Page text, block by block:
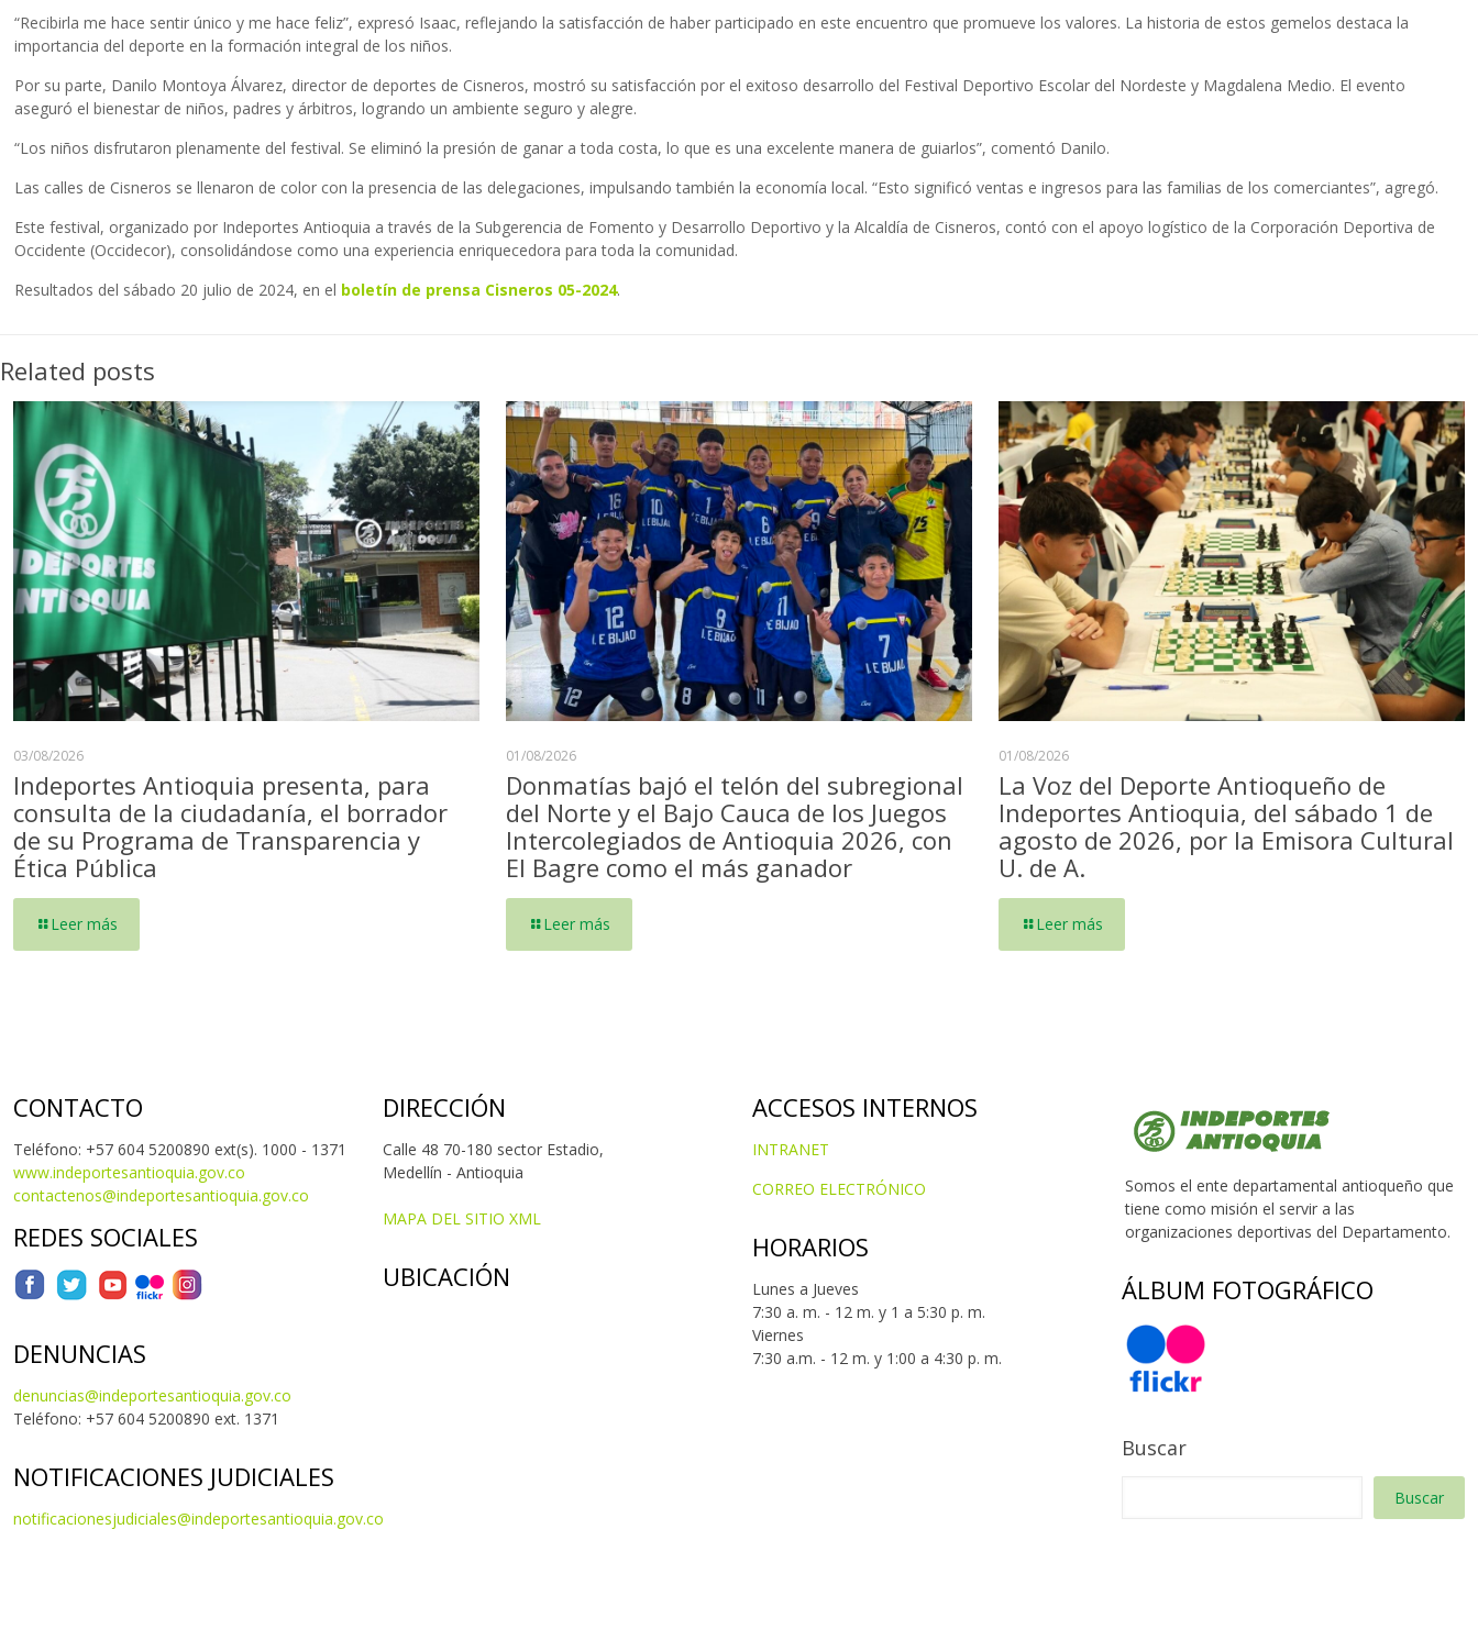
“Recibirla me hace sentir único y me hace feliz”, expresó Isaac, reflejando la satisfacción de haber participado en este encuentro que promueve los valores. La historia de estos gemelos destaca la
importancia del deporte en la formación integral de los niños.
Por su parte, Danilo Montoya Álvarez, director de deportes de Cisneros, mostró su satisfacción por el exitoso desarrollo del Festival Deportivo Escolar del Nordeste y Magdalena Medio. El evento
aseguró el bienestar de niños, padres y árbitros, logrando un ambiente seguro y alegre.
“Los niños disfrutaron plenamente del festival. Se eliminó la presión de ganar a toda costa, lo que es una excelente manera de guiarlos”, comentó Danilo.
Las calles de Cisneros se llenaron de color con la presencia de las delegaciones, impulsando también la economía local. “Esto significó ventas e ingresos para las familias de los comerciantes”, agregó.
Este festival, organizado por Indeportes Antioquia a través de la Subgerencia de Fomento y Desarrollo Deportivo y la Alcaldía de Cisneros, contó con el apoyo logístico de la Corporación Deportiva de
Occidente (Occidecor), consolidándose como una experiencia enriquecedora para toda la comunidad.
Resultados del sábado 20 julio de 2024, en el boletín de prensa Cisneros 05-2024.
Related posts
03/08/2026
Indeportes Antioquia presenta, para
consulta de la ciudadanía, el borrador
de su Programa de Transparencia y
Ética Pública
Leer más
01/08/2026
Donmatías bajó el telón del subregional
del Norte y el Bajo Cauca de los Juegos
Intercolegiados de Antioquia 2026, con
El Bagre como el más ganador
Leer más
01/08/2026
La Voz del Deporte Antioqueño de
Indeportes Antioquia, del sábado 1 de
agosto de 2026, por la Emisora Cultural
U. de A.
Leer más
CONTACTO
Teléfono: +57 604 5200890 ext(s). 1000 - 1371
www.indeportesantioquia.gov.co
contactenos@indeportesantioquia.gov.co
REDES SOCIALES
DENUNCIAS
denuncias@indeportesantioquia.gov.co
Teléfono: +57 604 5200890 ext. 1371
NOTIFICACIONES JUDICIALES
notificacionesjudiciales@indeportesantioquia.gov.co
DIRECCIÓN
Calle 48 70-180 sector Estadio,
Medellín - Antioquia
MAPA DEL SITIO XML
UBICACIÓN
ACCESOS INTERNOS
INTRANET
CORREO ELECTRÓNICO
HORARIOS
Lunes a Jueves
7:30 a. m. - 12 m. y 1 a 5:30 p. m.
Viernes
7:30 a.m. - 12 m. y 1:00 a 4:30 p. m.
Somos el ente departamental antioqueño que
tiene como misión el servir a las
organizaciones deportivas del Departamento.
ÁLBUM FOTOGRÁFICO
Buscar
Buscar